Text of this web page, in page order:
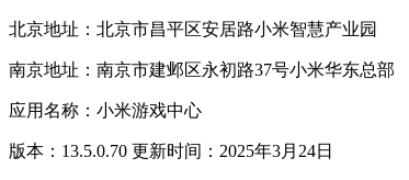
北京地址：北京市昌平区安居路小米智慧产业园
南京地址：南京市建邺区永初路37号小米华东总部
应用名称：小米游戏中心
版本：13.5.0.70 更新时间：2025年3月24日